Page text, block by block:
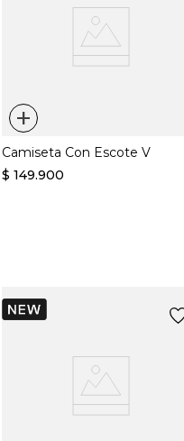
+
Camiseta Con Escote V
$ 149.900